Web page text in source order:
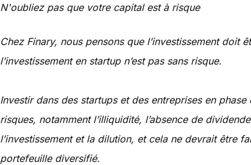
N'oubliez pas que votre capital est à risque
Chez Finary, nous pensons que l’investissement doit
l’investissement en startup n’est pas sans risque.
Investir dans des startups et des entreprises en
risques, notamment l’illiquidité, l’absence de
l’investissement et la dilution, et cela ne devrait être
portefeuille diversifié.